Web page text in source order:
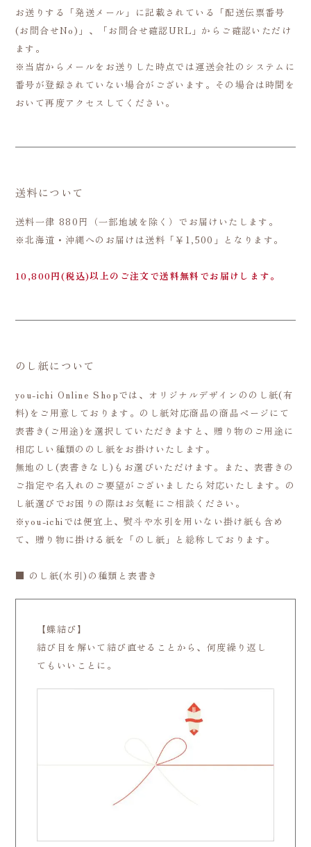
お送りする「発送メール」に記載されている「配送伝票番号
(お問合せNo)」、「お問合せ確認URL」からご確認いただけ
ます。
※当店からメールをお送りした時点では運送会社のシステムに
番号が登録されていない場合がございます。その場合は時間を
おいて再度アクセスしてください。
送料について
送料一律 880円（一部地域を除く）でお届けいたします。
※北海道・沖縄へのお届けは送料「￥1,500」となります。
10,800円(税込)以上のご注文で送料無料でお届けします。
のし紙について
you-ichi Online Shopでは、オリジナルデザインののし紙(有
料)をご用意しております。のし紙対応商品の商品ページにて
表書き(ご用途)を選択していただきますと、贈り物のご用途に
相応しい種類ののし紙をお掛けいたします。
無地のし(表書きなし)もお選びいただけます。また、表書きの
ご指定や名入れのご要望がございましたら対応いたします。の
し紙選びでお困りの際はお気軽にご相談ください。
※you-ichiでは便宜上、熨斗や水引を用いない掛け紙も含め
て、贈り物に掛ける紙を「のし紙」と総称しております。
■ のし紙(水引)の種類と表書き
【蝶結び】
結び目を解いて結び直せることから、何度繰り返し
てもいいことに。